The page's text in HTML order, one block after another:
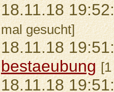
18.11.18
mal gesucht]
18.11.18
bestaeubung
18.11.18